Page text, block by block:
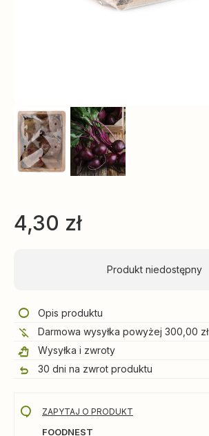
4,30 zł
Produkt niedostępny
Opis produktu
Darmowa wysyłka powyżej 300,00 zł
Wysyłka i zwroty
30 dni na zwrot produktu
ZAPYTAJ O PRODUKT
FOODNEST